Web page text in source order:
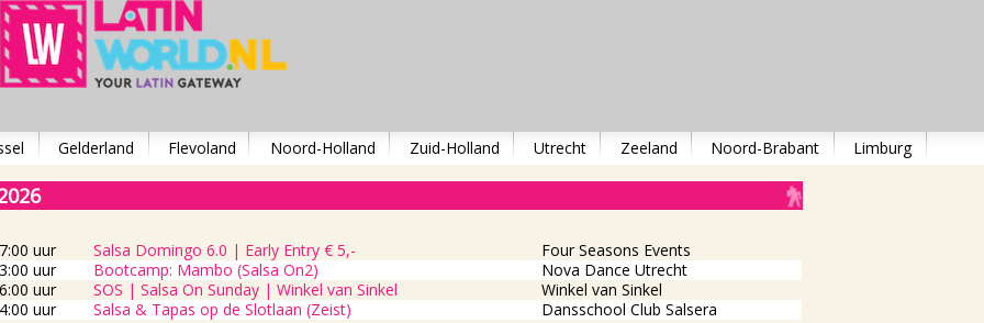
Gelderland Flevoland Noord-Holland Zuid-Holland Utrecht Zeeland Noord-Brabant Limburg
uur Salsa Domingo 6.0 | Early Entry € 5,-
Four Seasons Events
uur Bootcamp: Mambo (Salsa On2)
Nova Dance Utrecht
uur SOS | Salsa On Sunday | Winkel van Sinkel
Winkel van Sinkel
uur Salsa & Tapas op de Slotlaan (Zeist) Dansschool Club Salsera